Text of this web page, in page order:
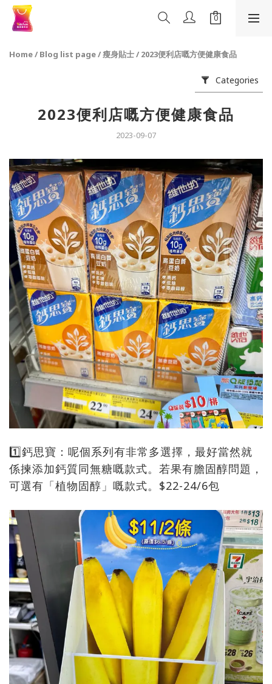
Home/ Blog list page/瘦身貼士/ 2023便利店嘅方便健康食品
Categories
2023便利店嘅方便健康食品
2023-09-07
1️⃣鈣思寶：呢個系列有非常多選擇，最好當然就
係揀添加鈣質同無糖嘅款式。若果有膽固醇問題，
可選有「植物固醇」嘅款式。$22-24/6包